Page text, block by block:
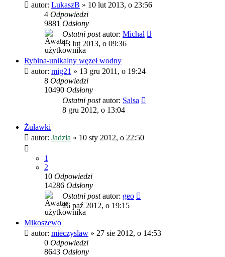
autor: LukaszB » 10 lut 2013, o 23:56
4 Odpowiedzi
9881 Odsłony
Ostatni postautor: Michał
13 lut 2013, o 09:36
Rybina-unikalny węzeł wodny
autor: mig21 » 13 gru 2011, o 19:24
8 Odpowiedzi
10490 Odsłony
Ostatni postautor: Salsa
8 gru 2012, o 13:04
Żuławki
autor: Jadzia » 10 sty 2012, o 22:50
1
2
10 Odpowiedzi
14286 Odsłony
Ostatni postautor: geo
26 paź 2012, o 19:15
Mikoszewo
autor: mieczyslaw » 27 sie 2012, o 14:53
0 Odpowiedzi
8643 Odsłony